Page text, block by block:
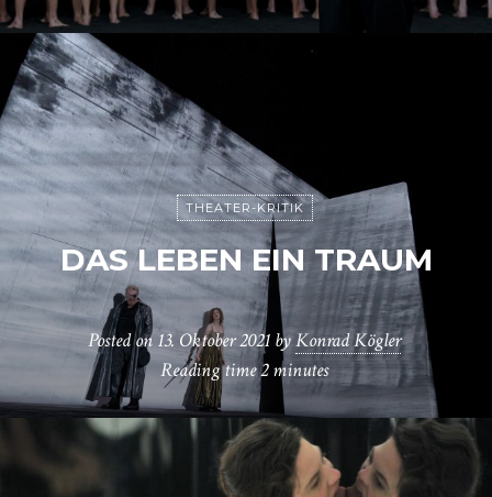
THEATER-KRITIK
DAS LEBEN EIN TRAUM
Posted on 13. Oktober 2021 byKonrad Kögler
Reading time2 minutes